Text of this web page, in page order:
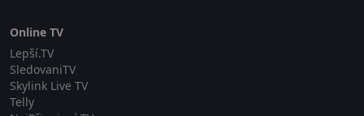
Online TV
Lepší.TV
SledovaniTV
Skylink Live TV
Telly